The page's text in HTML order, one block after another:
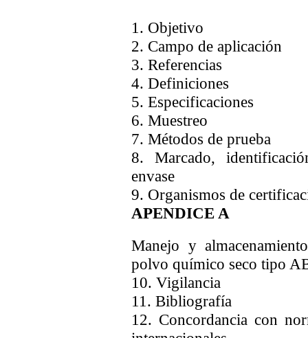
1. Objetivo
2. Campo de aplicación
3. Referencias
4. Definiciones
5. Especificaciones
6. Muestreo
7. Métodos de prueba
8. Marcado,
envase
9. Organismos de
APENDICE A
Manejo y
polvo químico seco tipo
10. Vigilancia
11. Bibliografía
12. Concordancia con